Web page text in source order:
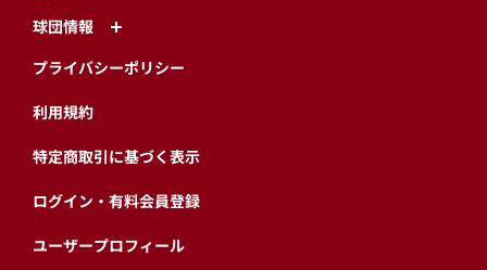
球団情報
プライバシーポリシー
利用規約
特定商取引に基づく表示
ログイン・有料会員登録
ユーザープロフィール